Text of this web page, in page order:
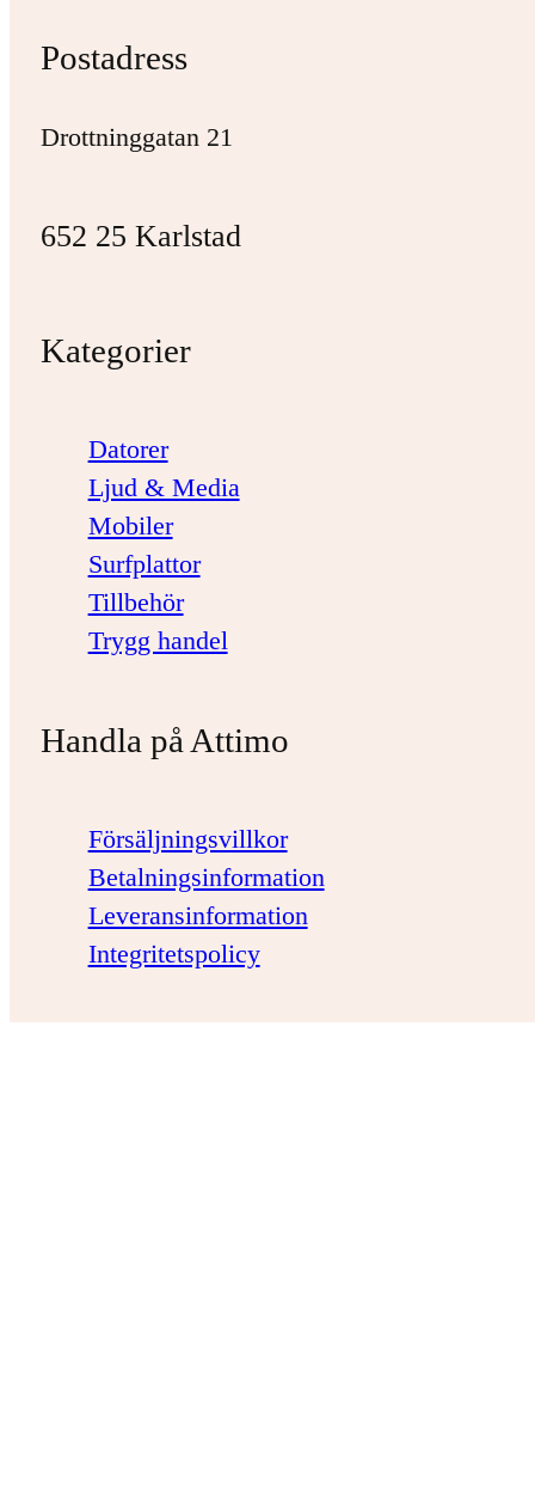
Postadress
Drottninggatan 21
652 25 Karlstad
Kategorier
Datorer
Ljud & Media
Mobiler
Surfplattor
Tillbehör
Trygg handel
Handla på Attimo
Försäljningsvillkor
Betalningsinformation
Leveransinformation
Integritetspolicy